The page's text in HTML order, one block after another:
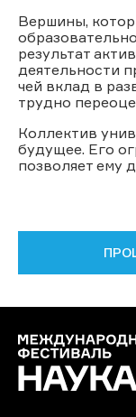
Вершины,
результат
деятельности
чей вклад в
трудно
Коллектив
будущее. Его
позволяет ему